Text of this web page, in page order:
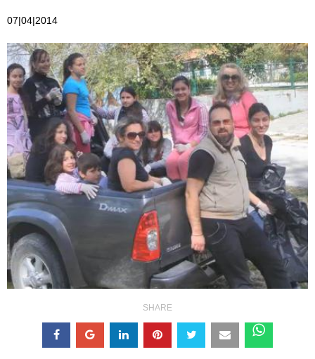
07|04|2014
SHARE